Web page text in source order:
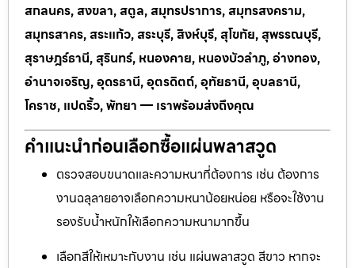
สกลนคร, สงขลา, สตูล, สมุทรปราการ, สมุทรสงคราม,
สมุทรสาคร, สระแก้ว, สระบุรี, สิงห์บุรี, สุโขทัย, สุพรรณบุรี,
สุราษฎร์ธานี, สุรินทร์, หนองคาย, หนองบัวลำภู, อ่างทอง,
อำนาจเจริญ, อุดรธานี, อุตรดิตถ์, อุทัยธานี, อุบลธานี,
โคราช, แปดริ้ว, พัทยา — เราพร้อมส่งถึงคุณ
คำแนะนำก่อนเลือกซื้อแผ่นพลาสวูด
ตรวจสอบขนาดและความหนาที่ต้องการ เช่น ต้องการ
งานฉลุลายอาจเลือกความหนาน้อยหน่อย หรือจะใช้งาน
รองรับน้ำหนักให้เลือกความหนามากขึ้น
เลือกสีให้เหมาะกับงาน เช่น แผ่นพลาสวูด สีขาว หากจะ